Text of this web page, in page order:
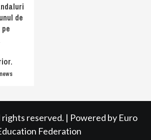
de
reserved. | Powered by Euro
Federation